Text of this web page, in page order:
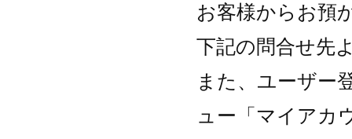
お客様からお預
下記の問合せ先
また、ユーザー
ュー「マイアカ